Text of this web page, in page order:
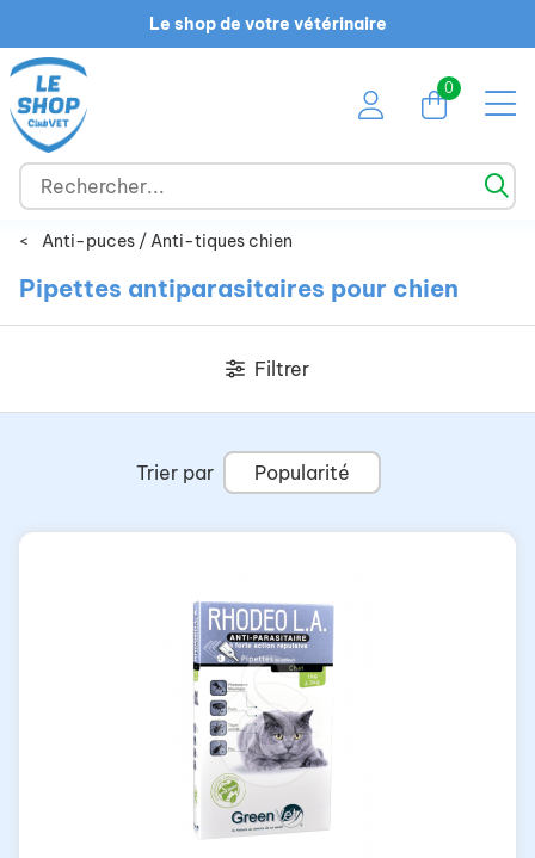
Le shop de votre vétérinaire
0
< Anti-puces / Anti-tiques chien
Pipettes antiparasitaires pour chien
Filtrer
Trier par Popularité